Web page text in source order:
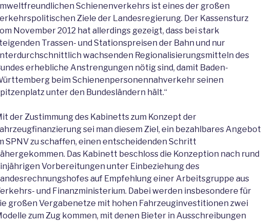
Schienenverkehrs ist eines der großen
Ziele der Landesregierung. Der Kassensturz
November 2012 hat allerdings gezeigt, dass bei stark
Trassen- und Stationspreisen der Bahn und nur
wachsenden Regionalisierungsmitteln des
erhebliche Anstrengungen nötig sind, damit Baden-
beim Schienenpersonennahverkehr seinen
unter den Bundesländern hält.“
der Zustimmung des Kabinetts zum Konzept der
sei man diesem Ziel, ein bezahlbares Angebot
SPNV zu schaffen, einen entscheidenden Schritt
Das Kabinett beschloss die Konzeption nach rund
Vorbereitungen unter Einbeziehung des
auf Empfehlung einer Arbeitsgruppe aus
und Finanzministerium. Dabei werden insbesondere für
großen Vergabenetze mit hohen Fahrzeuginvestitionen zwei
zum Zug kommen, mit denen Bieter in Ausschreibungen